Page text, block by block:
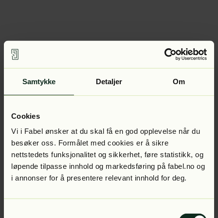
Samtykke Detaljer Om
Cookies
Vi i Fabel ønsker at du skal få en god opplevelse når du
besøker oss. Formålet med cookies er å sikre
nettstedets funksjonalitet og sikkerhet, føre statistikk, og
løpende tilpasse innhold og markedsføring på fabel.no og
i annonser for å presentere relevant innhold for deg.